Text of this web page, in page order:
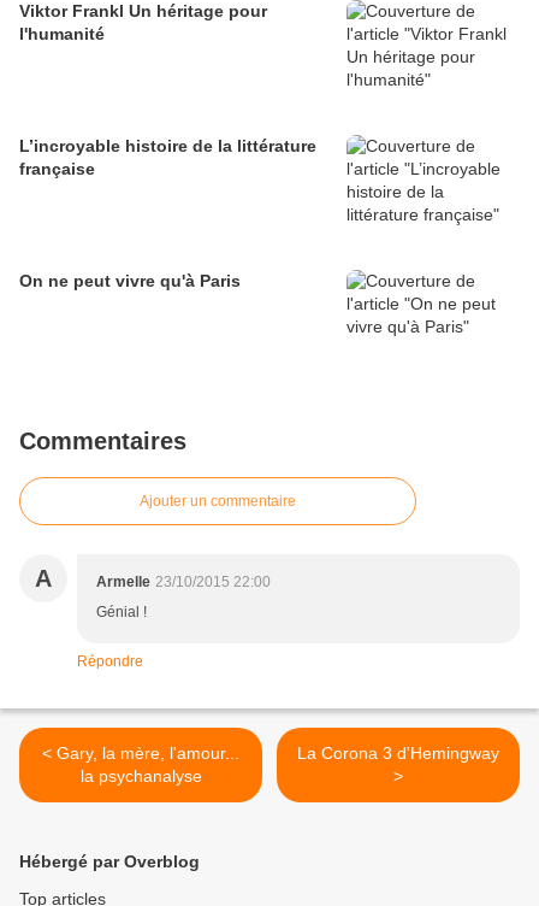
Viktor Frankl Un héritage pour
l'humanité
L’incroyable histoire de la littérature
française
On ne peut vivre qu'à Paris
Commentaires
Ajouter un commentaire
A Armelle 23/10/2015 22:00
Génial !
Répondre
< Gary, la mère, l'amour...
la psychanalyse
La Corona 3 d'Hemingway
>
Hébergé par Overblog
Top articles